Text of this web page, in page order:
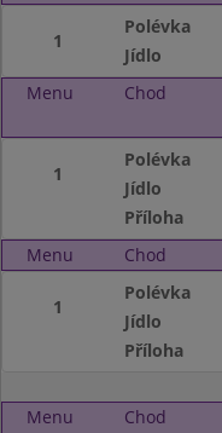
1
Polévka
Jídlo
Menu
Chod
1
Polévka
Jídlo
Příloha
Menu
Chod
1
Polévka
Jídlo
Příloha
Menu Chod